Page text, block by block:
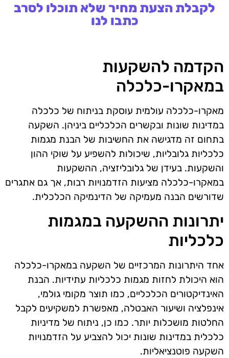
לקבלת הצעת מחיר שלא תוכלו לסרב
כתבו לנו
הקדמה להשקעות
במאקרו-כלכלה
מאקרו-כלכלה עולמית עוסקת בניתוח של כלכלה
במדינות שונות ובקשרים הכלכליים ביניהן. השקעה
בתחום זה מדגישה את החשיבות של הבנת מגמות
כלכליות גלובליות, שיכולות להשפיע על שוקי ההון
והשקעות. בעידן של גלובליזציה, ההשקעות
במאקרו-כלכלה מציעות הזדמנויות רבות, אך גם אתגרים
שדורשים הבנה מעמיקה של הדינמיקה הכלכלית.
יתרונות ההשקעה במגמות
כלכליות
אחד היתרונות המרכזיים של השקעה במאקרו-כלכלה
הוא היכולת לחזות מגמות כלכליות עתידיות. הבנת
האינדיקטורים הכלכליים, כמו תוצר מקומי גולמי,
אינפלציה ושיעור האבטלה, מאפשרת למשקיעים לקבל
החלטות מושכלות יותר. כמו כן, ניתוח של מדיניות
כלכלית במדינות שונות יכול להצביע על הזדמנויות
השקעה פוטנציאליות.